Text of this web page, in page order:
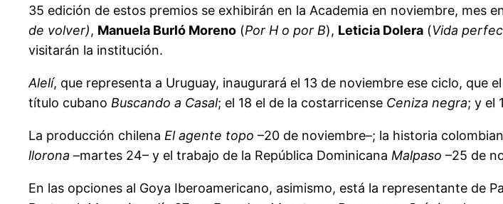
35 edición de estos premios se exhibirán en la Academia en noviembre, mes
de volver), Manuela Burló Moreno (Por H o por B), Leticia Dolera (Vida
visitarán la institución.
Alelí, que representa a Uruguay, inaugurará el 13 de noviembre ese ciclo, que
título cubano Buscando a Casal; el 18 el de la costarricense Ceniza negra; y el
La producción chilena El agente topo –20 de noviembre–; la historia
llorona –martes 24– y el trabajo de la República Dominicana Malpaso –25 de
En las opciones al Goya Iberoamericano, asimismo, está la representante de